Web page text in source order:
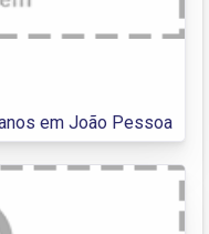
em João Pessoa